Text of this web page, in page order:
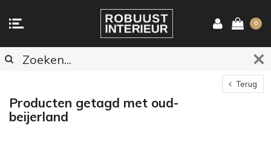
0
Terug
Producten getagd met oud-
beijerland